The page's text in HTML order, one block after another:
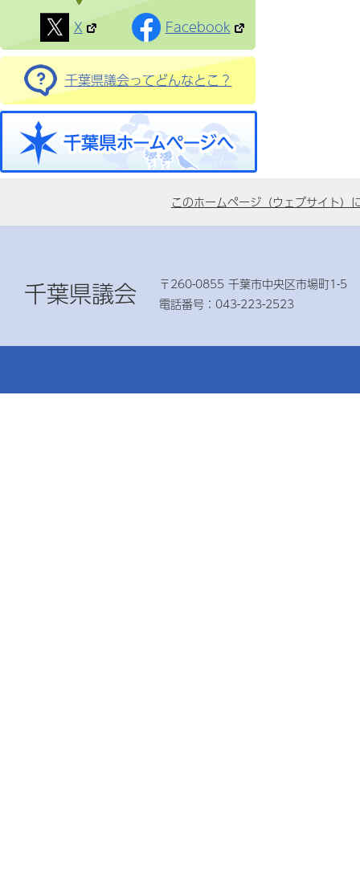
X
Facebook
千葉県議会ってどんなとこ？
このホームページ（ウェブサイト）
千葉県議会
〒260-0855 千葉市中央区市場町1-5
電話番号：043-223-2523